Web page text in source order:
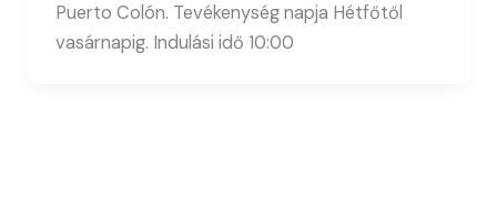
Puerto Colón. Tevékenység napja Hétfőtől
vasárnapig. Indulási idő 10:00